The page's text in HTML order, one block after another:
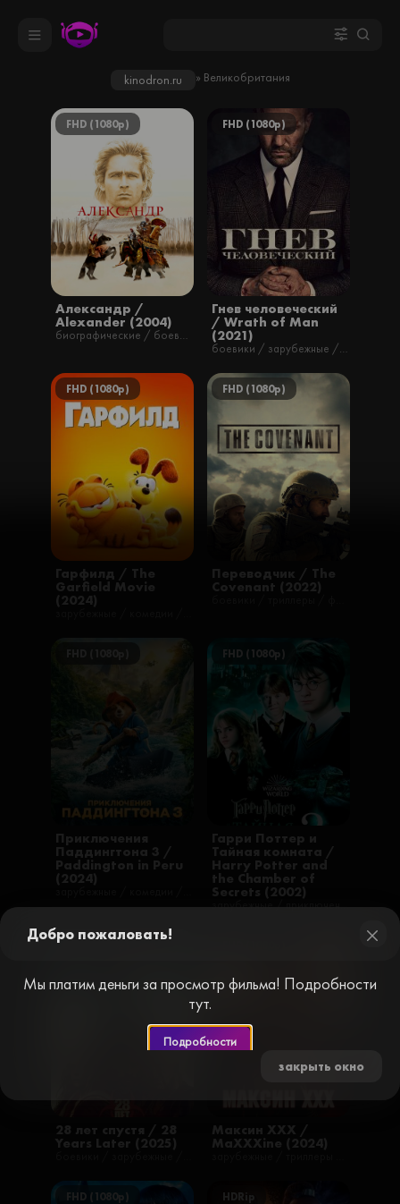
kinodron.ru » Великобритания
Александр /
Alexander (2004)
FHD (1080p)
биографические / боевики / военные / драмы / зарубежные / исторические / фильмы
Гнев человеческий
/ Wrath of Man
(2021)
FHD (1080p)
боевики / зарубежные / триллеры / фильмы / русские
Гарфилд / The
Garfield Movie
(2024)
FHD (1080p)
Переводчик / The
Covenant (2022)
FHD (1080p)
Приключения
Паддингтона 3 /
Paddington in Peru
(2024)
Гарри Поттер и
Тайная комната /
Harry Potter and
the Chamber of
Secrets (2002)
FHD (1080p)
зарубежные / приключения / семейные / фильмы / фэнтези / русские / детективы
28 лет спустя / 28
Years Later (2025)
Максин XXX /
MaXXXine (2024)
FHD (1080p) HDRip
Добро пожаловать!
Мы платим деньги за просмотр фильма! Подробности
тут.
Подробности
закрыть окно